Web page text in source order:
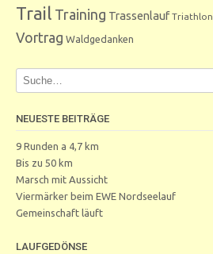
Trail Training Trassenlauf Triathlon
Vortrag Waldgedanken
NEUESTE BEITRÄGE
9 Runden a 4,7 km
Bis zu 50 km
Marsch mit Aussicht
Viermärker beim EWE Nordseelauf
Gemeinschaft läuft
LAUFGEDÖNSE